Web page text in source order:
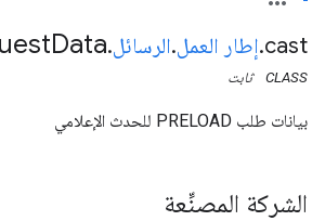
cast
.إطار العمل.الرسائل.
Data
CLASS ثابت
بيانات طلب PRELOAD للحدث الإعلامي
الشركة المصنِّعة